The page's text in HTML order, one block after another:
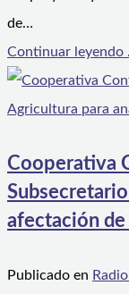
de…
Continuar leyendo
Cooperativa
afectación
Publicado en